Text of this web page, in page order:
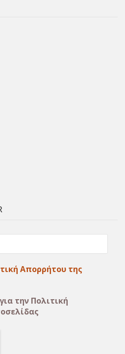
Απορρήτου της
την Πολιτική